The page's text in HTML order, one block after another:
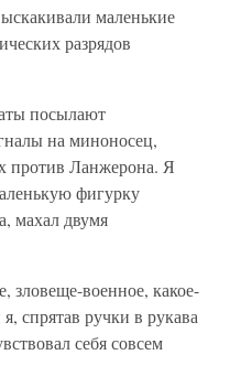
маленькие
разрядов
посылают
на миноносец,
против Ланжерона. Я
фигурку
махал двумя
зловеще-военное, какое-
спрятав ручки в рукава
себя совсем